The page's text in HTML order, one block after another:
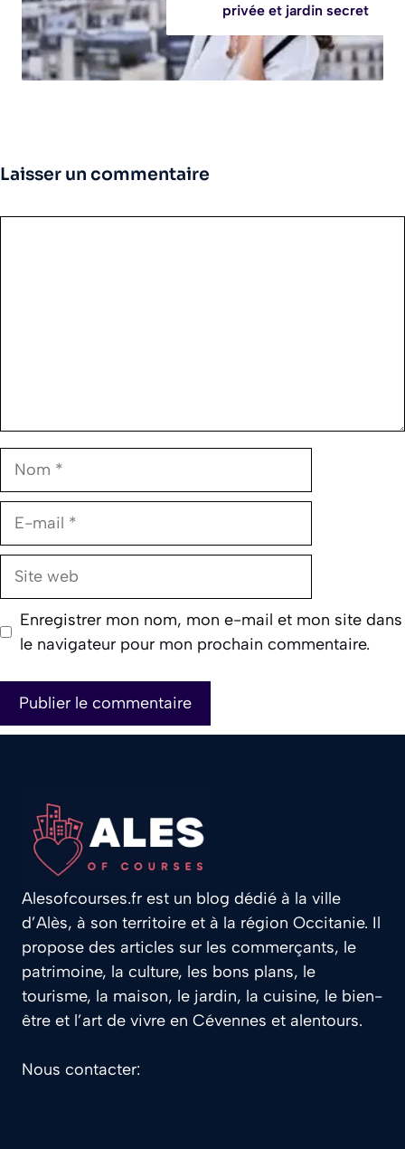
privée et jardin secret
Laisser un commentaire
Nom
E-
Site
Enregistrer mon nom, mon e-mail et mon site dans
le navigateur pour mon prochain commentaire.
Alesofcourses.fr est un blog dédié à la ville
d’Alès, à son territoire et à la région Occitanie. Il
propose des articles sur les commerçants, le
patrimoine, la culture, les bons plans, le
tourisme, la maison, le jardin, la cuisine, le bien-
être et l’art de vivre en Cévennes et alentours.
Nous contacter: